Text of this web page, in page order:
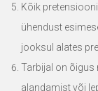
Kõik
ühendust
jooksul alates
Tarbijal on õigus
alandamist või